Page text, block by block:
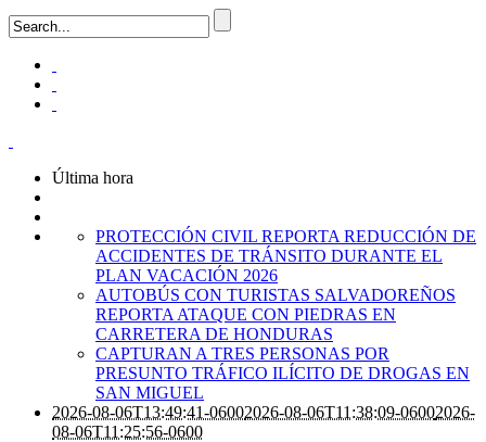
Última hora
PROTECCIÓN CIVIL REPORTA REDUCCIÓN DE
ACCIDENTES DE TRÁNSITO DURANTE EL
PLAN VACACIÓN 2026
AUTOBÚS CON TURISTAS SALVADOREÑOS
REPORTA ATAQUE CON PIEDRAS EN
CARRETERA DE HONDURAS
CAPTURAN A TRES PERSONAS POR
PRESUNTO TRÁFICO ILÍCITO DE DROGAS EN
SAN MIGUEL
2026-08-06T13:49:41-06002026-08-06T11:38:09-06002026-
08-06T11:25:56-0600